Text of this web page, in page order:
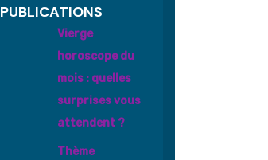
PUBLICATIONS
Vierge
horoscope du
mois : quelles
surprises vous
attendent ?
Thème